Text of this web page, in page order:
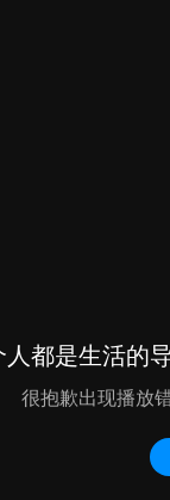
人都是生活的
很抱歉出现播放